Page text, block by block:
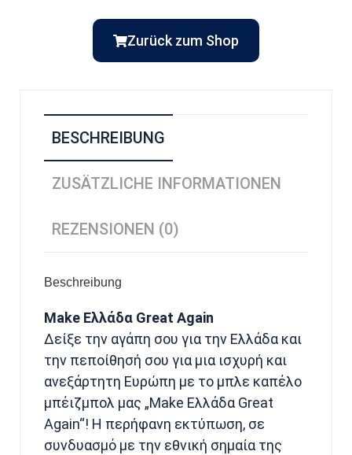
Zurück zum Shop
BESCHREIBUNG
ZUSÄTZLICHE INFORMATIONEN
REZENSIONEN (0)
Beschreibung
Make Ελλάδα Great Again
Δείξε την αγάπη σου για την Ελλάδα και
την πεποίθησή σου για μια ισχυρή και
ανεξάρτητη Ευρώπη με το μπλε καπέλο
μπέιζμπολ μας „Make Ελλάδα Great
Again“! Η περήφανη εκτύπωση, σε
συνδυασμό με την εθνική σημαία της